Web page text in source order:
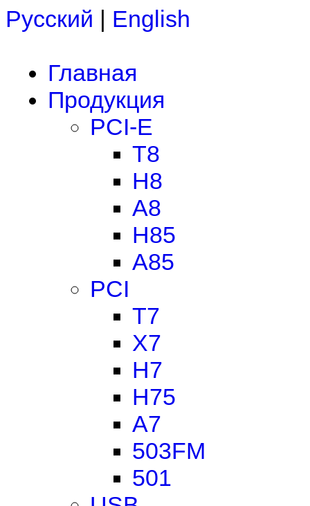
Русский | English
Главная
Продукция
PCI-E
T8
H8
A8
H85
A85
PCI
T7
X7
H7
H75
A7
503FM
501